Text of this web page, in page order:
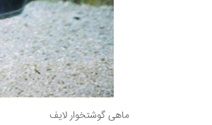
ماهی گوشتخوار لایف